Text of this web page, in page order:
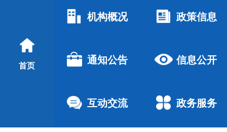
首页
机构概况 政策信息
通知公告 信息公开
互动交流 政务服务